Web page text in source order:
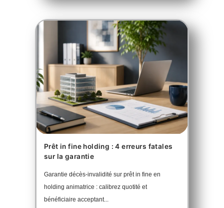
Prêt in fine holding : 4 erreurs fatales
sur la garantie
Garantie décès-invalidité sur prêt in fine en
holding animatrice : calibrez quotité et
bénéficiaire acceptant...